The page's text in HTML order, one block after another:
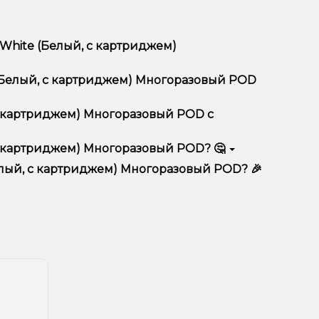
White (Белый, с картриджем)
POD отличается высоким качеством,
с картриджем) Многоразовый POD
выгодные цены и быструю доставку.
картриджем) Многоразовый POD с
Многоразовый POD в корзину.
Многоразовый POD? 🤔
учитывайте размер, материал и тип чаши, если
вариант.
с картриджем) Многоразовый POD? 🎉